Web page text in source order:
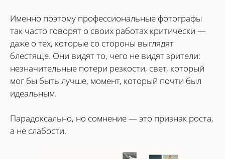
Именно поэтому профессиональные фотографы
так часто говорят о своих работах критически —
даже о тех, которые со стороны выглядят
блестяще. Они видят то, чего не видят зрители:
незначительные потери резкости, свет, который
мог бы быть лучше, момент, который почти был
идеальным.
Парадоксально, но сомнение — это признак роста,
а не слабости.